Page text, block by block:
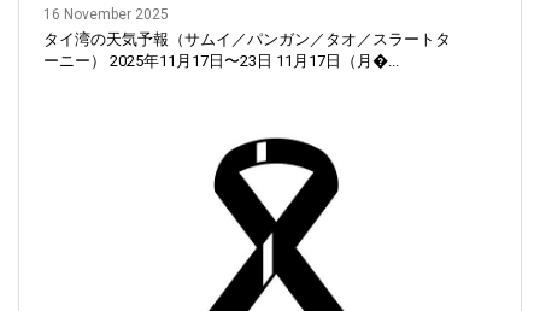
16 November 2025
タイ湾の天気予報（サムイ／パンガン／タオ／スラートタ
ーニー） 2025年11月17日〜23日 11月17日（月�...